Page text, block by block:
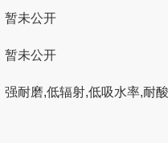
暂未公开
暂未公开
强耐磨,低辐射,低吸水率,耐